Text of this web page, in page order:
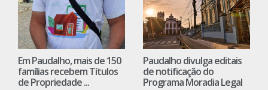
Em Paudalho, mais de 150
famílias recebem Títulos
de Propriedade ...
Paudalho divulga editais
de notificação do
Programa Moradia Legal